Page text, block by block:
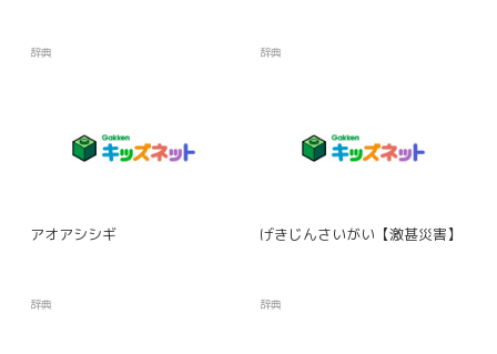
辞典 辞典
アオアシシギ
辞典
げきじんさいがい【激甚災害】
辞典